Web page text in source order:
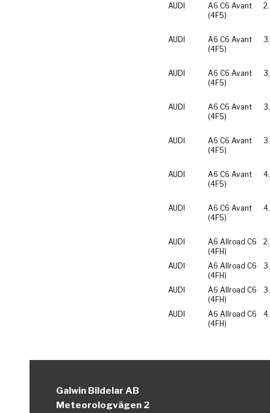
AUDI
A6 C6 Avant
(4F5)
AUDI
A6 C6 Avant
(4F5)
AUDI
A6 C6 Avant
(4F5)
AUDI
A6 C6 Avant
(4F5)
AUDI
A6 C6 Avant
(4F5)
AUDI
A6 C6 Avant
(4F5)
AUDI
A6 C6 Avant
(4F5)
AUDI
A6 Allroad C6
(4FH)
AUDI
A6 Allroad C6
(4FH)
AUDI
A6 Allroad C6
(4FH)
AUDI
A6 Allroad C6
(4FH)
Galwin Bildelar AB
Meteorologvägen 2